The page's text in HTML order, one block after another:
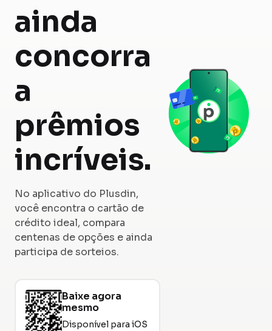
ainda
concorra
a
prêmios
incríveis.
No aplicativo do Plusdin,
você encontra o cartão de
crédito ideal, compara
centenas de opções e ainda
participa de sorteios.
Baixe agora
mesmo
Disponível para iOS